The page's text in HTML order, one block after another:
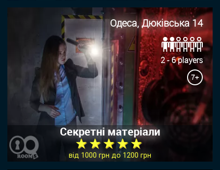
Одеса, Дюківська 14
2 - 6 players
7+
Секретні матеріали
★ ★ ★ ★ ★
від 1000 грн до 1200 грн